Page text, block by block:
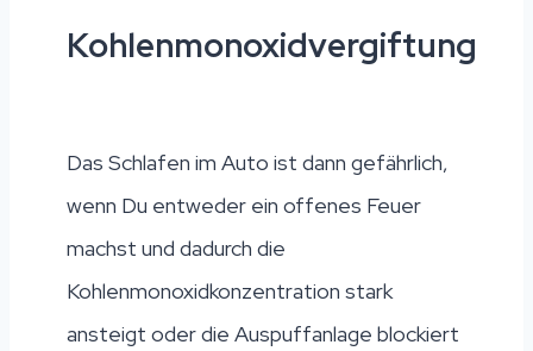
Kohlenmonoxidvergiftung
Das Schlafen im Auto ist dann gefährlich,
wenn Du entweder ein offenes Feuer
machst und dadurch die
Kohlenmonoxidkonzentration stark
ansteigt oder die Auspuffanlage blockiert